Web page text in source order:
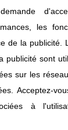
dans leurs
aux propriétés
des plastiques,
diffuse, et
les
de la publicité.
publicité sont
sur les
Acceptez-
à